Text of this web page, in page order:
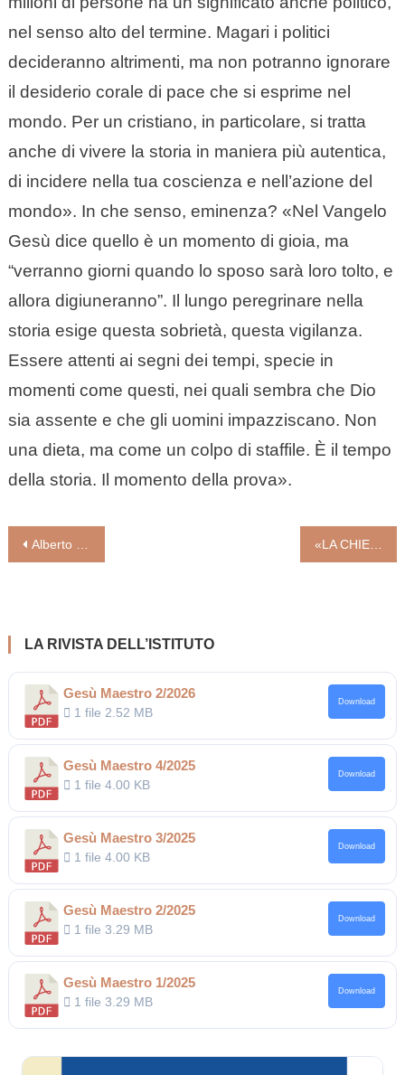
nel senso alto del termine. Magari i politici
decideranno altrimenti, ma non potranno ignorare
il desiderio corale di pace che si esprime nel
mondo. Per un cristiano, in particolare, si tratta
anche di vivere la storia in maniera più autentica,
di incidere nella tua coscienza e nell’azione del
mondo». In che senso, eminenza? «Nel Vangelo
Gesù dice quello è un momento di gioia, ma
“verranno giorni quando lo sposo sarà loro tolto, e
allora digiuneranno”. Il lungo peregrinare nella
storia esige questa sobrietà, questa vigilanza.
Essere attenti ai segni dei tempi, specie in
momenti come questi, nei quali sembra che Dio
sia assente e che gli uomini impazziscano. Non
una dieta, ma come un colpo di staffile. È il tempo
della storia. Il momento della prova».
Navigazione
Alberto Maggi: “Siamo tutti schiavi del più grande tabù” «LA CHIESA SIA PRESENTE IN UN MOMENTO COSÌ PARTICOLARE». NIENTE GREEN PASS PER MESSE E PROCESSIONI
LA RIVISTA DELL’ISTITUTO
Gesù Maestro 2/2026
1 file 2.52 MB
Download
Gesù Maestro 4/2025
1 file4.00 KB
Download
Gesù Maestro 3/2025
1 file4.00 KB
Download
Gesù Maestro 2/2025
1 file3.29 MB
Download
Gesù Maestro 1/2025
1 file3.29 MB
Download